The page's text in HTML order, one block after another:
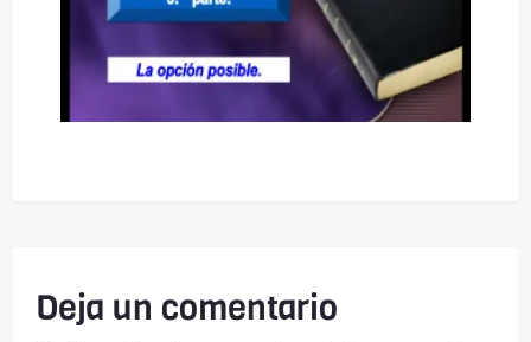
Deja un comentario